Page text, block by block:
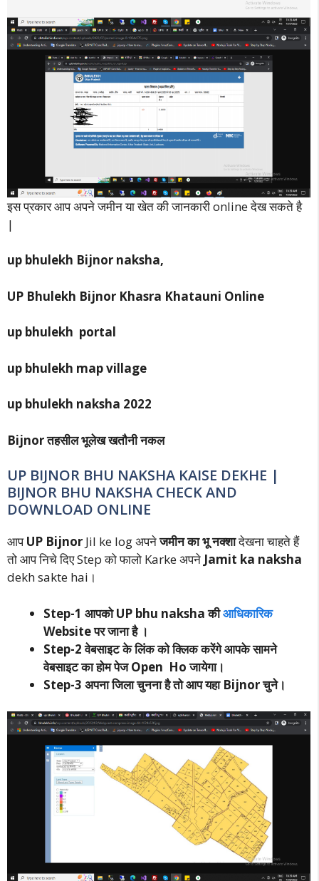
इस प्रकार आप अपने जमीन या खेत की जानकारी online देख सकते है
|
up bhulekh Bijnor naksha,
UP Bhulekh Bijnor Khasra Khatauni Online
up bhulekh portal
up bhulekh map village
up bhulekh naksha 2022
Bijnor तहसील भूलेख खतौनी नकल
UP BIJNOR BHU NAKSHA KAISE DEKHE |
BIJNOR BHU NAKSHA CHECK AND
DOWNLOAD ONLINE
आपUP Bijnor Jil ke log अपनेजमीन का भू नक्शादेखना चाहते हैं
तो आप निचे दिए Step को फालो Karke अपने Jamit ka naksha
dekh sakte hai।
Step-1 आपको UP bhu naksha कीआधिकारिक
Website पर जाना है ।
Step-2 वेबसाइट के लिंक को क्लिक करेंगे आपके सामने
वेबसाइट का होम पेज Open Ho जायेगा।
Step-3 अपना जिला चुनना है तो आप यहा Bijnor चुने।